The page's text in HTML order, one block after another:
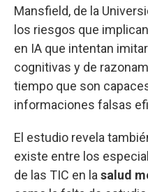
Mansfield, de la
los riesgos que
en IA que intentan
cognitivas y de
tiempo que son
informaciones falsas
El estudio revela
existe entre los
de las TIC en la salud